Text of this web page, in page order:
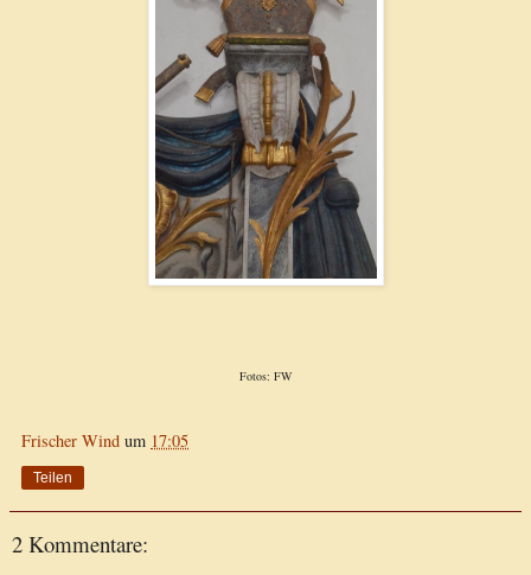
Fotos: FW
Frischer Wind um 17:05
Teilen
2 Kommentare: